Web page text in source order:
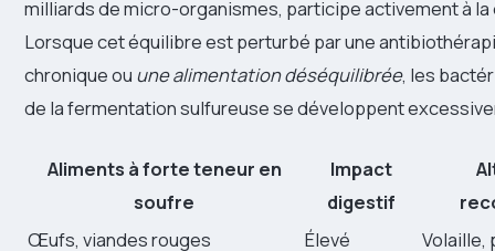
milliards de micro-organismes, participe activement à
Lorsque cet équilibre est perturbé par une
chronique ou une alimentation déséquilibrée, les
de la fermentation sulfureuse se développent
Aliments à forte teneur en
soufre
Impact
digestif
Œufs, viandes rouges
Élevé Volaille,